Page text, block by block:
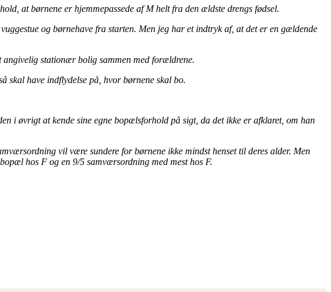
at børnene er hjemmepassede af M helt fra den ældste drengs fødsel.
og børnehave fra starten. Men jeg har et indtryk af, at det er en gældende
angivelig stationær bolig sammen med forældrene.
skal have indflydelse på, hvor børnene skal bo.
i øvrigt at kende sine egne bopælsforhold på sigt, da det ikke er afklaret, om han
vil være sundere for børnene ikke mindst henset til deres alder. Men
hos F og en 9/5 samværsordning med mest hos F.